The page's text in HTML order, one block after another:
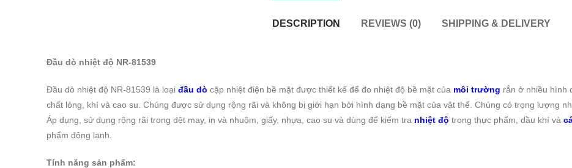
DESCRIPTION REVIEWS (0) SHIPPING & DELIVERY
Đầu dò nhiệt độ NR-81539
Đầu dò nhiệt độ NR-81539 là loại đầu dò cặp nhiệt điện bề mặt được thiết kế để đo nhiệt độ bề mặt của môi trường rắn ở nhiều hình
chất lỏng, khí và cao su. Chúng được sử dụng rộng rãi và không bị giới hạn bởi hình dạng bề mặt của vật thể. Chúng có trọng lượng
Áp dụng, sử dụng rộng rãi trong dệt may, in và nhuộm, giấy, nhựa, cao su và dùng để kiểm tra nhiệt độ trong thực phẩm, dầu khí và
phẩm đông lạnh.
Tính năng sản phẩm: